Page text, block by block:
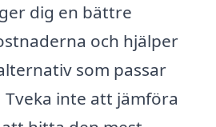
dig en bättre
och hjälper
som passar
inte att jämföra